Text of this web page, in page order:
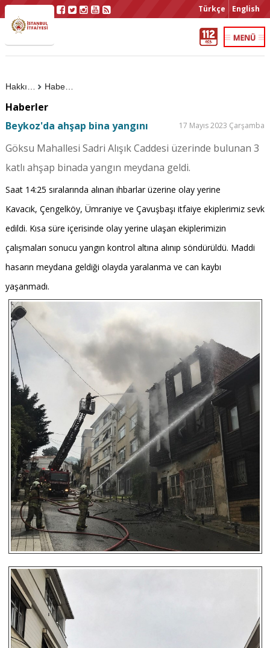
Türkçe English
Haberler
Haberler
Beykoz'da ahşap bina yangını
17 Mayıs 2023 Çarşamba
Göksu Mahallesi Sadri Alışık Caddesi üzerinde bulunan 3
katlı ahşap binada yangın meydana geldi.
Saat 14:25 sıralarında alınan ihbarlar üzerine olay yerine
Kavacık, Çengelköy, Ümraniye ve Çavuşbaşı itfaiye ekiplerimiz sevk
edildi. Kısa süre içerisinde olay yerine ulaşan ekiplerimizin
çalışmaları sonucu yangın kontrol altına alınıp söndürüldü. Maddi
hasarın meydana geldiği olayda yaralanma ve can kaybı
yaşanmadı.